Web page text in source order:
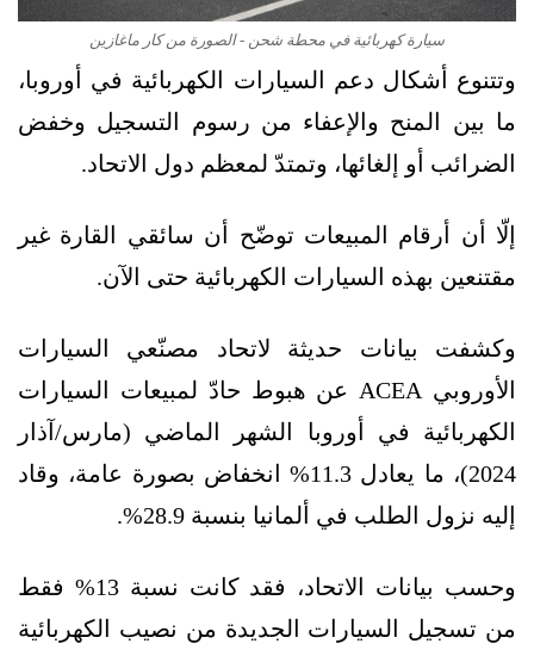
سيارة كهربائية في محطة شحن - الصورة من كار ماغازين
وتتنوع أشكال دعم السيارات الكهربائية في أوروبا،
ما بين المنح والإعفاء من رسوم التسجيل وخفض
الضرائب أو إلغائها، وتمتدّ لمعظم دول الاتحاد.
إلّا أن أرقام المبيعات توضّح أن سائقي القارة غير
مقتنعين بهذه السيارات الكهربائية حتى الآن.
وكشفت بيانات حديثة لاتحاد مصنّعي السيارات
الأوروبي ACEA عن هبوط حادّ لمبيعات السيارات
الكهربائية في أوروبا الشهر الماضي (مارس/آذار
2024)، ما يعادل 11.3% انخفاض بصورة عامة، وقاد
إليه نزول الطلب في ألمانيا بنسبة 28.9%.
وحسب بيانات الاتحاد، فقد كانت نسبة 13% فقط
من تسجيل السيارات الجديدة من نصيب الكهربائية